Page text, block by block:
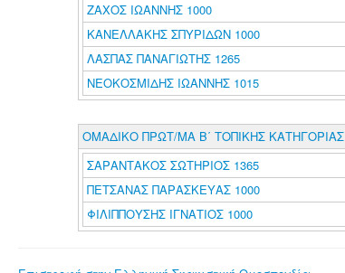
ΖΑΧΟΣ ΙΩΑΝΝΗΣ 1000
ΚΑΝΕΛΛΑΚΗΣ ΣΠΥΡΙΔΩΝ 1000
ΛΑΣΠΑΣ ΠΑΝΑΓΙΩΤΗΣ 1265
ΝΕΟΚΟΣΜΙΔΗΣ ΙΩΑΝΝΗΣ 1015
ΟΜΑΔΙΚΟ ΠΡΩΤ/ΜΑ Β΄ ΤΟΠΙΚΗΣ ΚΑΤΗΓΟΡΙΑΣ
ΣΑΡΑΝΤΑΚΟΣ ΣΩΤΗΡΙΟΣ 1365
ΠΕΤΣΑΝΑΣ ΠΑΡΑΣΚΕΥΑΣ 1000
ΦΙΛΙΠΠΟΥΣΗΣ ΙΓΝΑΤΙΟΣ 1000